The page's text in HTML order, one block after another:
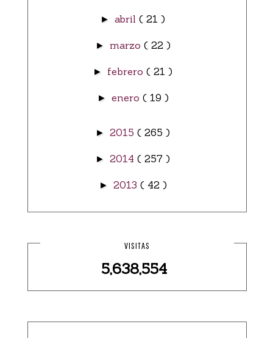
► abril ( 21 )
► marzo ( 22 )
► febrero ( 21 )
► enero ( 19 )
► 2015 ( 265 )
► 2014 ( 257 )
► 2013 ( 42 )
VISITAS
5,638,554